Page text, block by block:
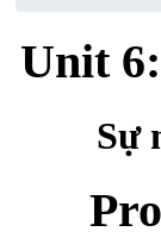
Unit
Sự